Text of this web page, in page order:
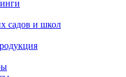
садов и школ